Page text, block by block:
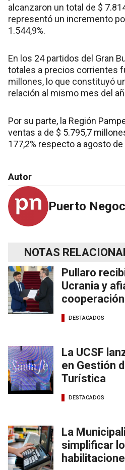
alcanzaron un total de $
representó un incremento
1.544,9%.
En los 24 partidos del Gran
totales a precios corrientes
millones, lo que constituyó
relación al mismo mes del
Por su parte, la Región
ventas a de $ 5.795,7
177,2% respecto a agosto de
Autor
Puerto
NOTAS
Pullaro
Ucrania y
DESTACADOS
La UCSF
en Gestión
Turística
DESTACADOS
La
simplificar